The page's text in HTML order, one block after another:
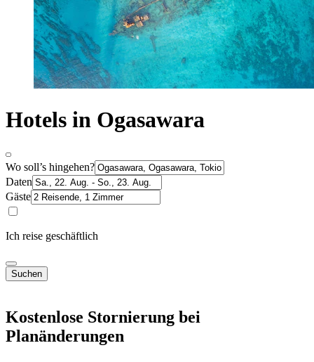
Hotels in Ogasawara
Wo soll’s hingehen?
Daten
Gäste
Ich reise geschäftlich
Suchen
Kostenlose Stornierung bei
Planänderungen